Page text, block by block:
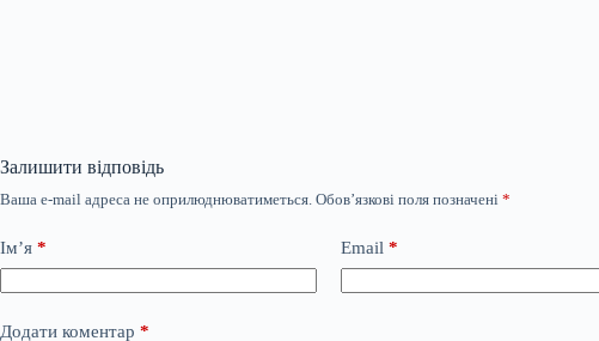
Залишити відповідь
Ваша e-mail адреса не оприлюднюватиметься. Обов’язкові поля позначені *
Ім’я * Email *
Додати коментар *